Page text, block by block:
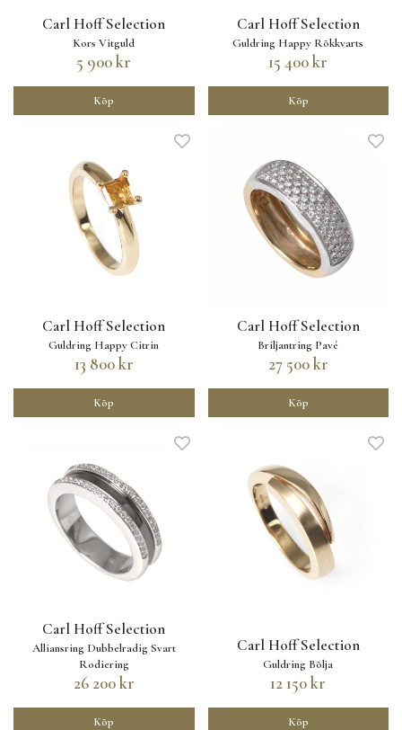
Carl Hoff Selection
Kors Vitguld
5 900 kr
Köp
Carl Hoff Selection
Guldring Happy Rökkvarts
15 400 kr
Köp
Carl Hoff Selection
Guldring Happy Citrin
13 800 kr
Köp
Carl Hoff Selection
Briljantring Pavé
27 500 kr
Köp
Carl Hoff Selection
Alliansring Dubbelradig Svart
Rodiering
26 200 kr
Köp
Carl Hoff Selection
Guldring Bölja
12 150 kr
Köp